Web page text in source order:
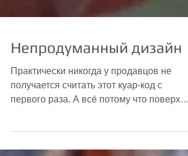
Непродуманный дизайн
Практически никогда у продавцов не
первого раза. А всё потому что поверх